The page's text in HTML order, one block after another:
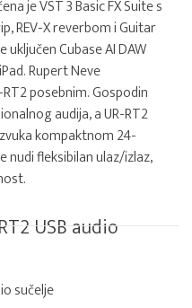
je VST 3 Basic FX Suite s
REV-X reverbom i Guitar
Cubase AI DAW
Rupert Neve
posebnim. Gospodin
audija, a UR-RT2
kompaktnom 24-
nudi fleksibilan ulaz/izlaz,
USB audio
sučelje